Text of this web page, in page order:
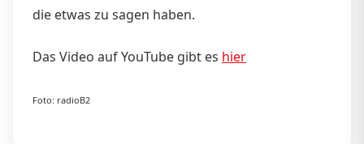
die etwas zu sagen haben.
Das Video auf YouTube gibt es hier
Foto: radioB2